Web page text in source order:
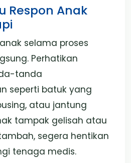
Respon Anak
selama proses
Perhatikan
tanda
seperti batuk yang
atau jantung
tampak gelisah atau
segera hentikan
tenaga medis.